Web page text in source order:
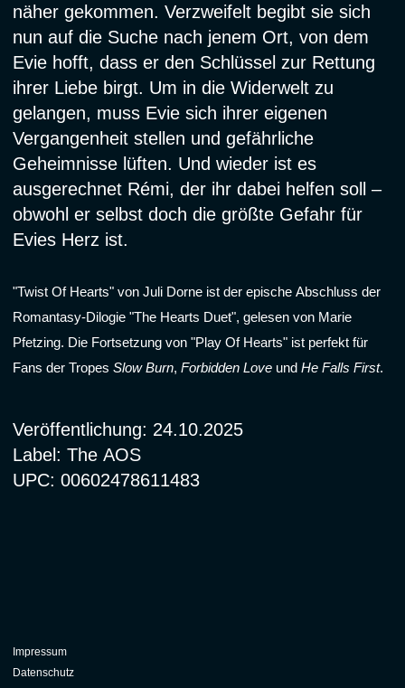
näher gekommen. Verzweifelt begibt sie sich
nun auf die Suche nach jenem Ort, von dem
Evie hofft, dass er den Schlüssel zur Rettung
ihrer Liebe birgt. Um in die Widerwelt zu
gelangen, muss Evie sich ihrer eigenen
Vergangenheit stellen und gefährliche
Geheimnisse lüften. Und wieder ist es
ausgerechnet Rémi, der ihr dabei helfen soll –
obwohl er selbst doch die größte Gefahr für
Evies Herz ist.
"Twist Of Hearts" von Juli Dorne ist der epische Abschluss der
Romantasy-Dilogie "The Hearts Duet", gelesen von Marie
Pfetzing. Die Fortsetzung von "Play Of Hearts" ist perfekt für
Fans der Tropes Slow Burn, Forbidden Love und He Falls First.
Veröffentlichung: 24.10.2025
Label: The AOS
UPC: 00602478611483
Impressum
Datenschutz